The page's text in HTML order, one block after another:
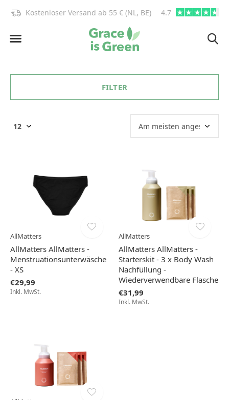
Kostenloser Versand ab 55 € (NL, BE) 4.7
FILTER
AllMatters
AllMatters AllMatters -
Menstruationsunterwäsche
- XS
€29,99
Inkl. MwSt.
AllMatters
AllMatters AllMatters -
Starterskit - 3 x Body Wash
Nachfüllung -
Wiederverwendbare Flasche
€31,99
Inkl. MwSt.